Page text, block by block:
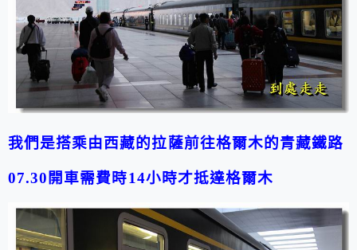
我們是搭乘由西藏的拉薩前往格爾木的青藏鐵路
07.30開車需費時14小時才抵達格爾木